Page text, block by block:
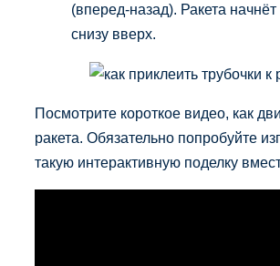
(вперед-назад). Ракета
снизу вверх.
Посмотрите короткое видео, как
ракета. Обязательно попробуйте
такую интерактивную поделку